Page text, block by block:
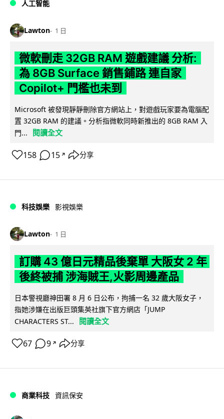
人工智能
Lawton 1 日
微軟刪走 32GB RAM 遊戲建議 分析:
為 8GB Surface 銷售鋪路 連自家
Copilot+ 門檻也未到
Microsoft 被發現靜靜刪除官方網站上，對遊戲玩家要為電腦配
置 32GB RAM 的建議。分析指微軟同時新推出的 8GB RAM 入
門...
閱讀全文
158 15 ↗ 分享
科技娛樂 影視娛樂
Lawton 1 日
訂購 43 億日元精品後棄單 大阪女 2 年
後終被捕 涉海賊王,火影周邊產品
日本警視廳神田署 8 月 6 日公布，拘捕一名 32 歲大阪女子，
指她涉嫌在出版巨頭集英社旗下官方網店「JUMP
CHARACTERS ST...
閱讀全文
67 9 ↗ 分享
商業科技 資訊保安